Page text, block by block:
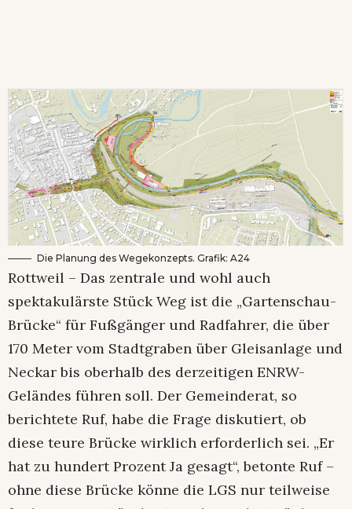
Die Planung des Wegekonzepts. Grafik: A24
Rottweil – Das zentrale und wohl auch
spektakulärste Stück Weg ist die „Gartenschau-
Brücke“ für Fußgänger und Radfahrer, die über
170 Meter vom Stadtgraben über Gleisanlage und
Neckar bis oberhalb des derzeitigen ENRW-
Geländes führen soll. Der Gemeinderat, so
berichtete Ruf, habe die Frage diskutiert, ob
diese teure Brücke wirklich erforderlich sei. „Er
hat zu hundert Prozent Ja gesagt“, betonte Ruf –
ohne diese Brücke könne die LGS nur teilweise